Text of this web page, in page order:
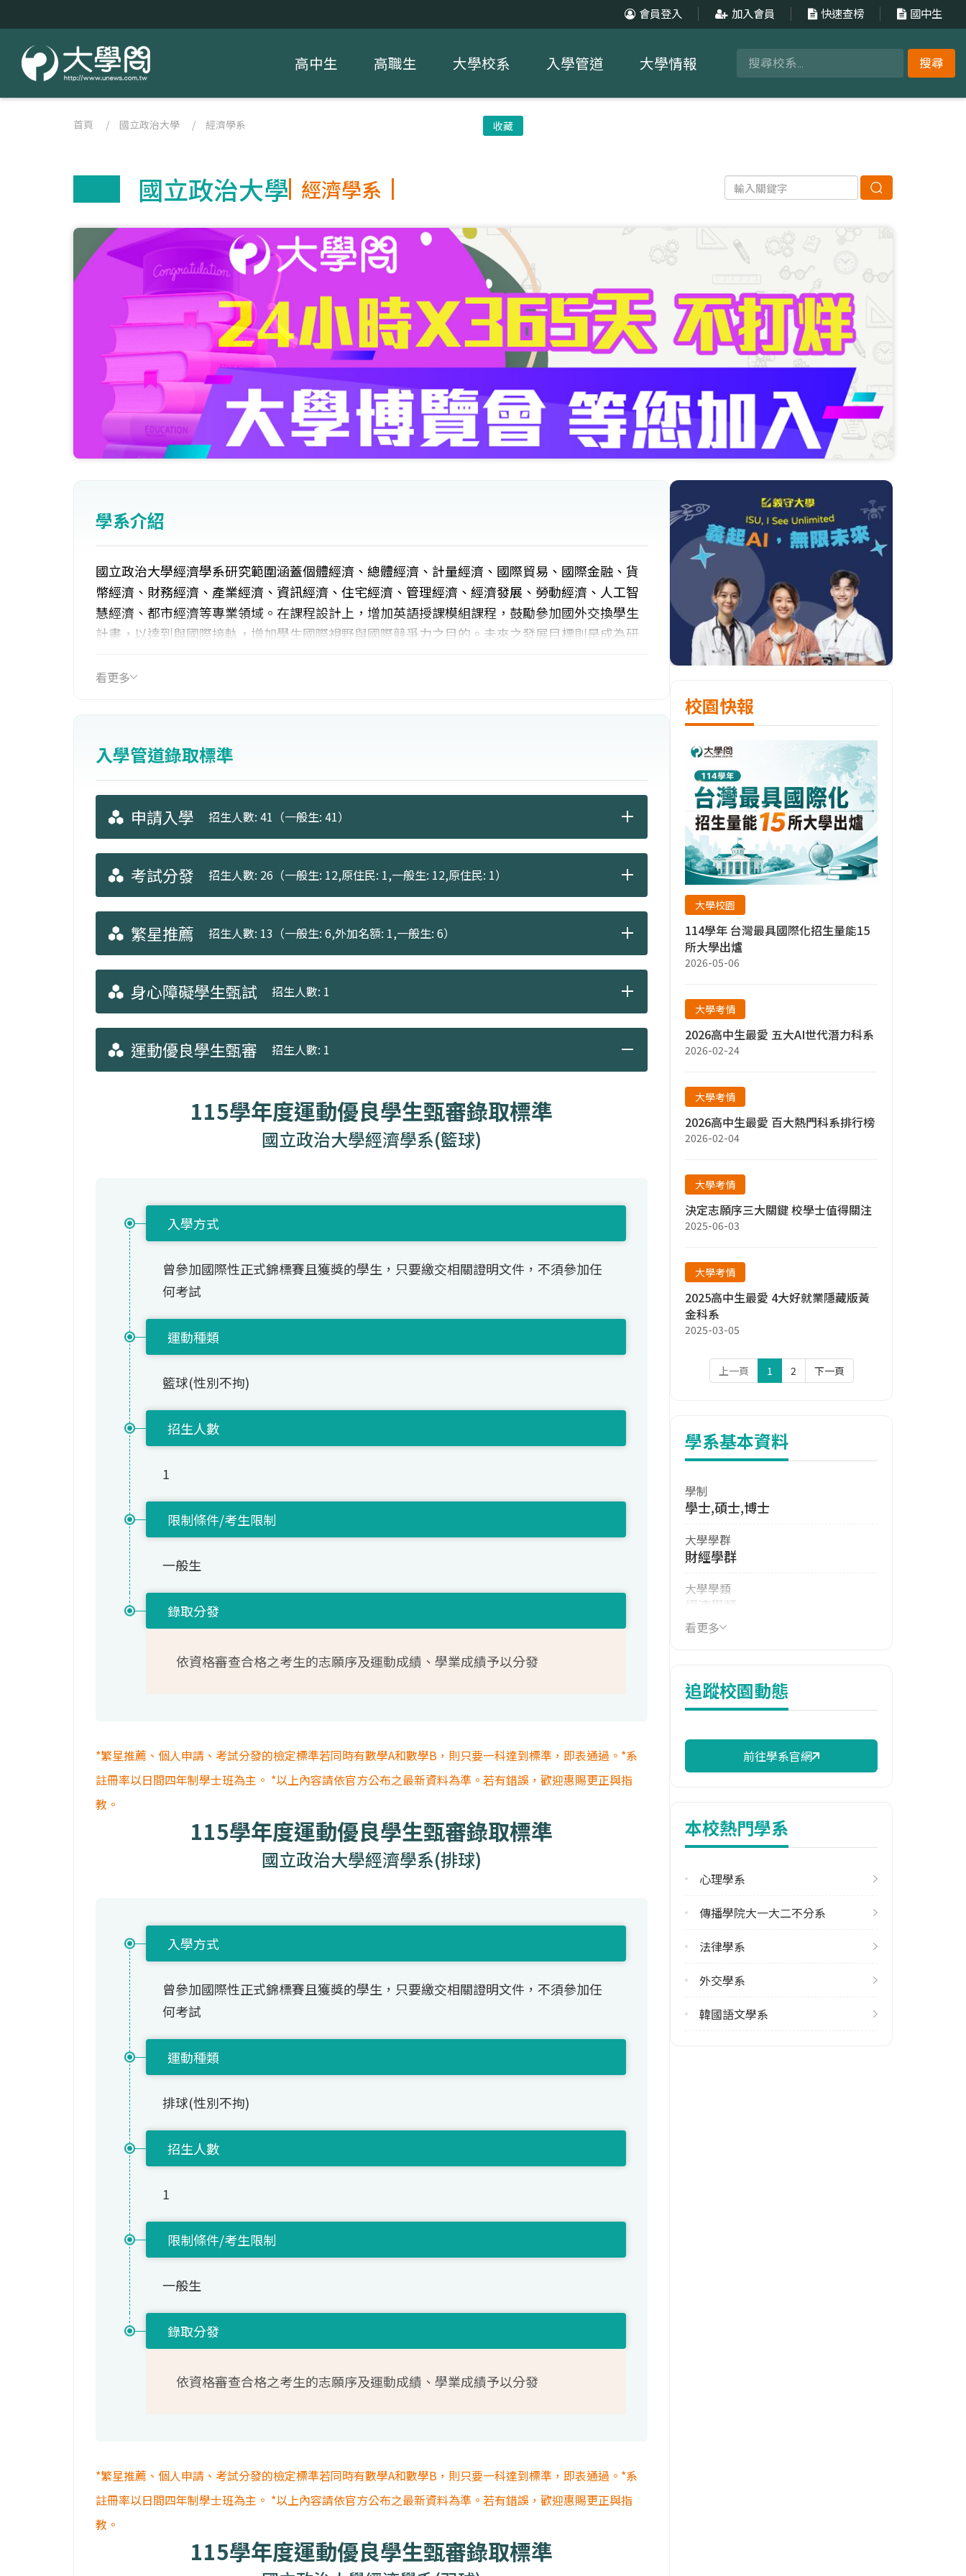
會員登入 加入會員 快速查榜 國中生
搜尋
高中生 高職生 大學校系 入學管道 大學情報
首頁 / 國立政治大學 / 經濟學系 收藏
國立政治大學 經濟學系
學系介紹
國立政治大學經濟學系研究範圍涵蓋個體經濟、總體經濟、計量經濟、國際貿易、國際金融、貨
幣經濟、財務經濟、產業經濟、資訊經濟、住宅經濟、管理經濟、經濟發展、勞動經濟、人工智
慧經濟、都市經濟等專業領域。在課程設計上，增加英語授課模組課程，鼓勵參加國外交換學生
計畫，以達到與國際接軌，增加學生國際視野與國際競爭力之目的。未來之發展目標則是成為研
看更多
入學管道錄取標準
申請入學 招生人數: 41（一般生: 41）
考試分發 招生人數: 26（一般生: 12,原住民: 1,一般生: 12,原住民: 1）
繁星推薦 招生人數: 13（一般生: 6,外加名額: 1,一般生: 6）
身心障礙學生甄試 招生人數: 1
運動優良學生甄審 招生人數: 1
115學年度運動優良學生甄審錄取標準
國立政治大學經濟學系(籃球)
入學方式
曾參加國際性正式錦標賽且獲獎的學生，只要繳交相關證明文件，不須參加任
何考試
運動種類
籃球(性別不拘)
招生人數
1
限制條件/考生限制
一般生
錄取分發
依資格審查合格之考生的志願序及運動成績、學業成績予以分發
*繁星推薦、個人申請、考試分發的檢定標準若同時有數學A和數學B，則只要一科達到標準，即表通過。*系
註冊率以日間四年制學士班為主。 *以上內容請依官方公布之最新資料為準。若有錯誤，歡迎惠賜更正與指
教。
115學年度運動優良學生甄審錄取標準
國立政治大學經濟學系(排球)
入學方式
曾參加國際性正式錦標賽且獲獎的學生，只要繳交相關證明文件，不須參加任
何考試
運動種類
排球(性別不拘)
招生人數
1
限制條件/考生限制
一般生
錄取分發
依資格審查合格之考生的志願序及運動成績、學業成績予以分發
*繁星推薦、個人申請、考試分發的檢定標準若同時有數學A和數學B，則只要一科達到標準，即表通過。*系
註冊率以日間四年制學士班為主。 *以上內容請依官方公布之最新資料為準。若有錯誤，歡迎惠賜更正與指
教。
115學年度運動優良學生甄審錄取標準
校園快報
大學校園
114學年 台灣最具國際化招生量能15
所大學出爐
2026-05-06
大學考情
2026高中生最愛 五大AI世代潛力科系
2026-02-24
大學考情
2026高中生最愛 百大熱門科系排行榜
2026-02-04
大學考情
決定志願序三大關鍵 校學士值得關注
2025-06-03
大學考情
2025高中生最愛 4大好就業隱藏版黃
金科系
2025-03-05
上一頁 1 2 下一頁
學系基本資料
學制
學士,碩士,博士
大學學群
財經學群
大學學類
經濟學類
114年學費
114年雜費
7,190 元/學期
114年註冊率
2
113學年度上學期
113學年度下學期
雙主修人數
113學年度上學期
51
看更多
追蹤校園動態
前往學系官網
本校熱門學系
心理學系
傳播學院大一大二不分系
法律學系
外交學系
韓國語文學系